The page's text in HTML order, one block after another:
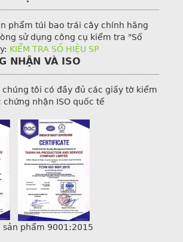
phẩm túi bao trái cây chính hãng
sử dụng công cụ kiểm tra "Số
KIỂM TRA SỐ HIỆU SP
NHẬN VÀ ISO
chúng tôi có đầy đủ các giấy tờ kiểm
chứng nhận ISO quốc tế
sản phẩm 9001:2015